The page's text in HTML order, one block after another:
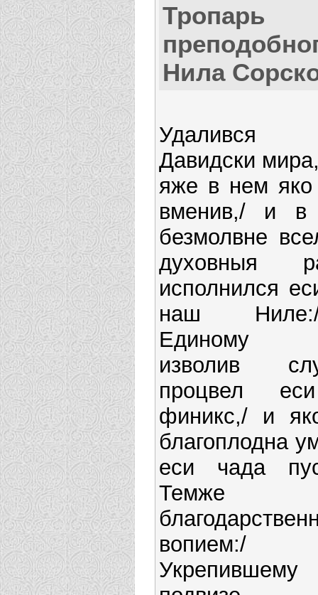
Тропарь
Нила
Удалився
Давидски
яже в нем
вменив,/ и в
безмолвне
духовныя
исполнился
наш
Единому
изволив
процвел
финикс,/ и
благоплодна
еси чада
Темже
вопием:/